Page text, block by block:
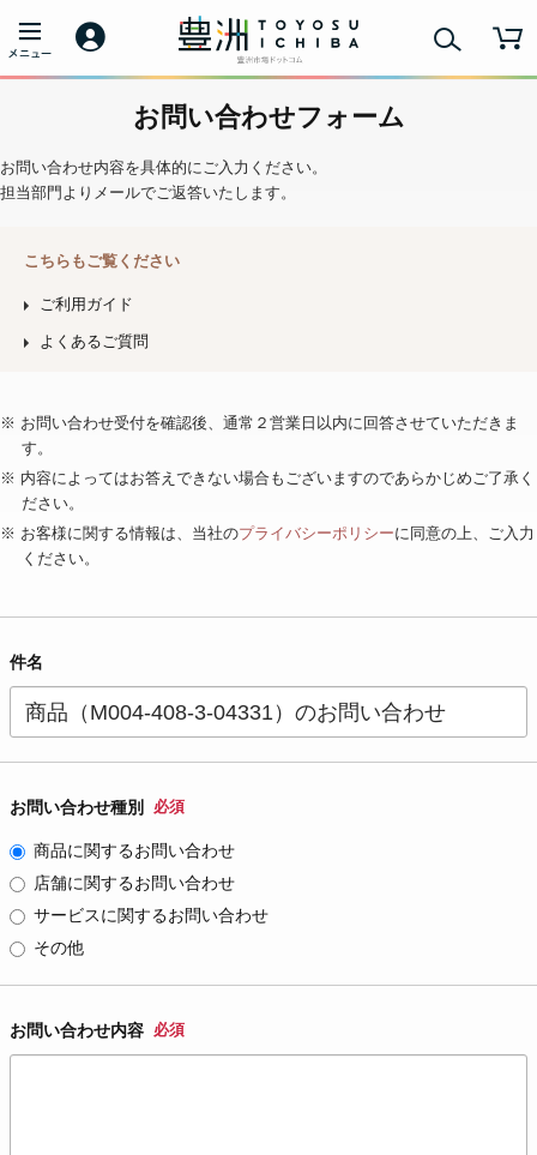
お問い合わせフォーム
お問い合わせ内容を具体的にご入力ください。
担当部門よりメールでご返答いたします。
こちらもご覧ください
ご利用ガイド
よくあるご質問
※ お問い合わせ受付を確認後、通常２営業日以内に回答させていただきま
す。
※ 内容によってはお答えできない場合もございますのであらかじめご了承く
ださい。
※ お客様に関する情報は、当社のプライバシーポリシーに同意の上、ご入力
ください。
件名
お問い合わせ種別 必須
商品に関するお問い合わせ
店舗に関するお問い合わせ
サービスに関するお問い合わせ
その他
お問い合わせ内容 必須